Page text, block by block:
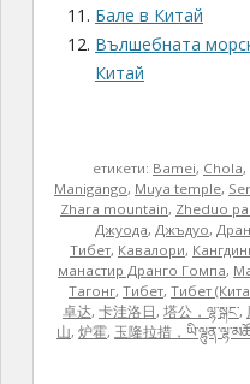
Бале в Китай
Вълшебната
Китай
етикети: Bamei, Chola,
Manigango, Muya temple,
Zhara mountain, Zheduo
Джуода,Джъдуо,
Тибет, Кавалори,
манастир Дранго Гомпа,
Тагонг,Тибет,Тибет
卓达,卡洼洛日,塔公，ལྷ་སྒང་,
山,炉霍, 玉隆拉措，